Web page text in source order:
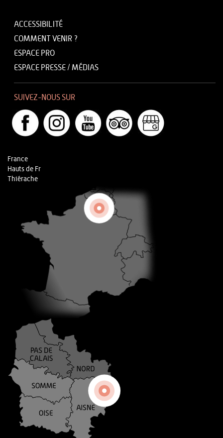
ACCESSIBILITÉ
COMMENT VENIR ?
ESPACE PRO
ESPACE PRESSE / MÉDIAS
SUIVEZ-NOUS SUR
France
Hauts de Fr
Thiérache